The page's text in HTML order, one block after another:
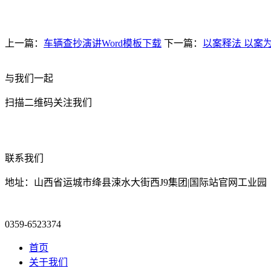
上一篇： 车辆查抄演讲Word模板下载 下一篇： 以案释法 以案
与我们一起
扫描二维码关注我们
联系我们
地址：山西省运城市绛县涑水大街西J9集团|国际站官网工业园
0359-6523374
首页
关于我们